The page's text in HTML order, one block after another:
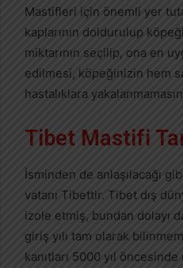
Mastifleri için önemli yer
kaplarının doldurulup
miktarının seçilip, ona en
edilmesi, köpeğinizin hem
hastalıklara
Tibet Mastifi
İsminden de anlaşılacağı
vatanı Tibettir. Tibet dış
izole etmiş, bundan dolayı
giriş yılı tam olarak
kanıtları 5000 yıl